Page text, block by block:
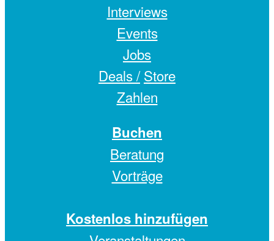
Interviews
Events
Jobs
Deals / Store
Zahlen
Buchen
Beratung
Vorträge
Kostenlos hinzufügen